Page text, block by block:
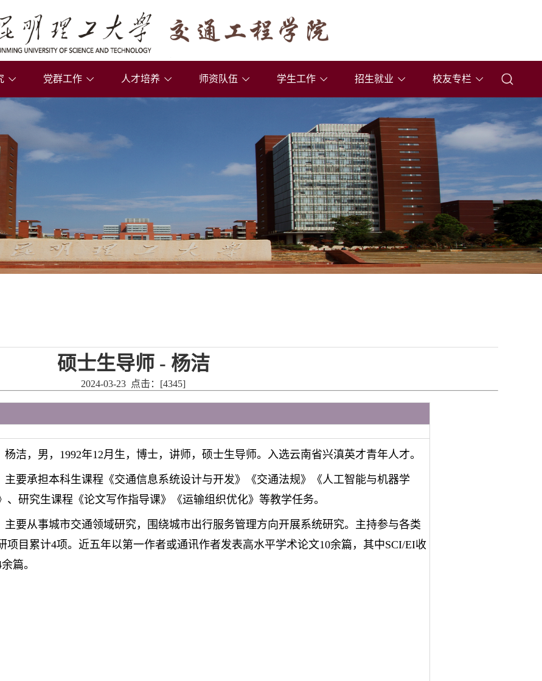
党群工作 人才培养 师资队伍 学生工作 招生就业 校友专栏
硕士生导师 - 杨洁
2024-03-23 点击：[4345]
杨洁，男， 1992年12月生，博士，讲师，硕士生导师。入选云南省兴滇英才青年人才。
主要承担本科生课程《交通信息系统设计与开发》《交通法规》《人工智能与机器学
、研究生课程《论文写作指导课》《运输组织优化》等教学任务。
主要从事城市交通领域研究，围绕城市出行服务管理方向开展系统研究。主持参与各类
项目累计4项。近五年以第一作者或通讯作者发表高水平学术论文10余篇，其中SCI/EI收
篇。